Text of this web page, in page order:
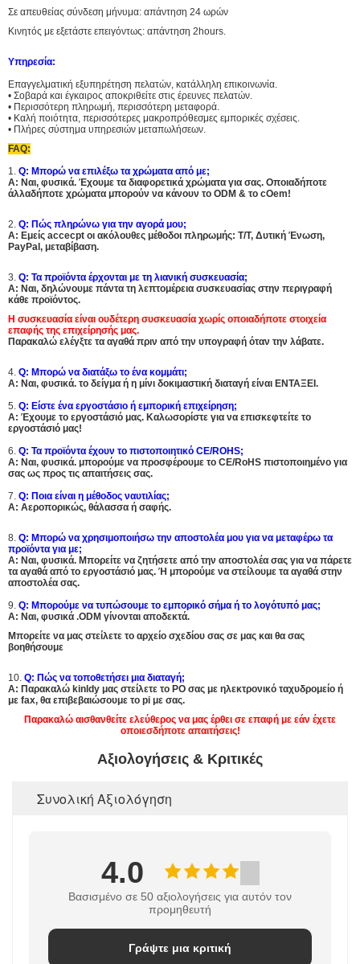
Σε απευθείας σύνδεση μήνυμα: απάντηση 24 ωρών
Κινητός με εξετάστε επειγόντως: απάντηση 2hours.
Υπηρεσία:
Επαγγελματική εξυπηρέτηση πελατών, κατάλληλη επικοινωνία.
• Σοβαρά και έγκαιρος αποκριθείτε στις έρευνες πελατών.
• Περισσότερη πληρωμή, περισσότερη μεταφορά.
• Καλή ποιότητα, περισσότερες μακροπρόθεσμες εμπορικές σχέσεις.
• Πλήρες σύστημα υπηρεσιών μεταπωλήσεων.
FAQ:
1. Q: Μπορώ να επιλέξω τα χρώματα από με;
Α: Ναι, φυσικά. Έχουμε τα διαφορετικά χρώματα για σας. Οποιαδήποτε
άλλαδήποτε χρώματα μπορούν να κάνουν το ODM & το cOem!
2. Q: Πώς πληρώνω για την αγορά μου;
Α: Εμείς accecpt οι ακόλουθες μέθοδοι πληρωμής: T/T, Δυτική Ένωση,
PayPal, μεταβίβαση.
3. Q: Τα προϊόντα έρχονται με τη λιανική συσκευασία;
Α: Ναι, δηλώνουμε πάντα τη λεπτομέρεια συσκευασίας στην περιγραφή
κάθε προϊόντος.
Η συσκευασία είναι ουδέτερη συσκευασία χωρίς οποιαδήποτε στοιχεία
επαφής της επιχείρησής μας.
Παρακαλώ ελέγξτε τα αγαθά πριν από την υπογραφή όταν την λάβατε.
4. Q: Μπορώ να διατάξω το ένα κομμάτι;
Α: Ναι, φυσικά. το δείγμα ή η μίνι δοκιμαστική διαταγή είναι ΕΝΤΑΞΕΙ.
5. Q: Είστε ένα εργοστάσιο ή εμπορική επιχείρηση;
Α: Έχουμε το εργοστάσιό μας. Καλωσορίστε για να επισκεφτείτε το
εργοστάσιό μας!
6. Q: Τα προϊόντα έχουν το πιστοποιητικό CE/ROHS;
Α: Ναι, φυσικά. μπορούμε να προσφέρουμε το CE/RoHS πιστοποιημένο για
σας ως προς τις απαιτήσεις σας.
7. Q: Ποια είναι η μέθοδος ναυτιλίας;
Α: Αεροπορικώς, θάλασσα ή σαφής.
8. Q: Μπορώ να χρησιμοποιήσω την αποστολέα μου για να μεταφέρω τα
προϊόντα για με;
Α: Ναι, φυσικά. Μπορείτε να ζητήσετε από την αποστολέα σας για να πάρετε
τα αγαθά από το εργοστάσιό μας. Ή μπορούμε να στείλουμε τα αγαθά στην
αποστολέα σας.
9. Q: Μπορούμε να τυπώσουμε το εμπορικό σήμα ή το λογότυπό μας;
Α: Ναι, φυσικά .ODM γίνονται αποδεκτά.
Μπορείτε να μας στείλετε το αρχείο σχεδίου σας σε μας και θα σας
βοηθήσουμε
10. Q: Πώς να τοποθετήσει μια διαταγή;
Α: Παρακαλώ kinldy μας στείλετε το PO σας με ηλεκτρονικό ταχυδρομείο ή
με fax, θα επιβεβαιώσουμε το pi με σας.
Παρακαλώ αισθανθείτε ελεύθερος να μας έρθει σε επαφή με εάν έχετε
οποιεσδήποτε απαιτήσεις!
Αξιολογήσεις & Κριτικές
Συνολική Αξιολόγηση
4.0
Βασισμένο σε 50 αξιολογήσεις για αυτόν τον
προμηθευτή
Γράψτε μια κριτική